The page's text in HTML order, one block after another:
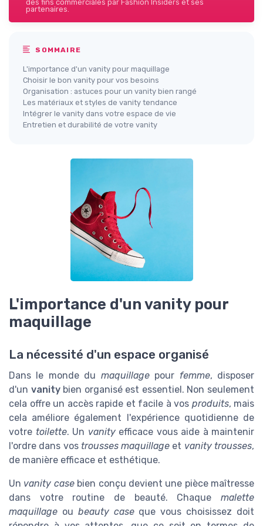
des fins commerciales par Fashion Insiders et ses
partenaires.
SOMMAIRE
L'importance d'un vanity pour maquillage
Choisir le bon vanity pour vos besoins
Organisation : astuces pour un vanity bien rangé
Les matériaux et styles de vanity tendance
Intégrer le vanity dans votre espace de vie
Entretien et durabilité de votre vanity
L'importance d'un vanity pour
maquillage
La nécessité d'un espace organisé
Dans le monde du maquillagepour femme, disposer
d'un vanitybien organisé est essentiel. Non seulement
cela offre un accès rapide et facile à vos produits, mais
cela améliore également l'expérience quotidienne de
votre toilette. Un vanityefficace vous aide à maintenir
l'ordre dans vos trousses maquillage et vanity trousses,
de manière efficace et esthétique.
Un vanity casebien conçu devient une pièce maîtresse
dans votre routine de beauté. Chaque malette
maquillage ou beauty caseque vous choisissez doit